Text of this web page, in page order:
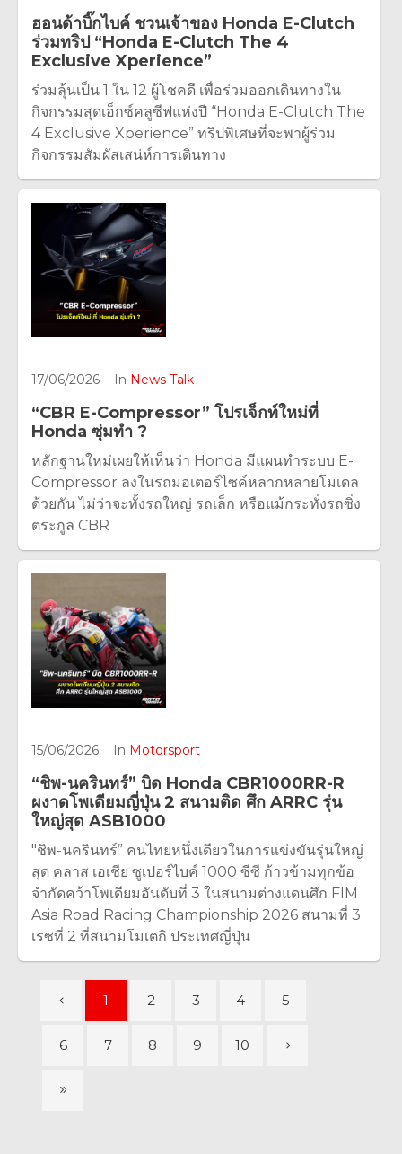
ฮอนด้าบิ๊กไบค์ ชวนเจ้าของ Honda E-Clutch
ร่วมทริป “Honda E-Clutch The 4
Exclusive Xperience”
ร่วมลุ้นเป็น 1 ใน 12 ผู้โชคดี เพื่อร่วมออกเดินทางใน
กิจกรรมสุดเอ็กซ์คลูซีฟแห่งปี “Honda E-Clutch The
4 Exclusive Xperience” ทริปพิเศษที่จะพาผู้ร่วม
กิจกรรมสัมผัสเสน่ห์การเดินทาง
17/06/2026 In News Talk
“CBR E-Compressor” โปรเจ็กท์ใหม่ที่
Honda ซุ่มทำ ?
หลักฐานใหม่เผยให้เห็นว่า Honda มีแผนทำระบบ E-
Compressor ลงในรถมอเตอร์ไซค์หลากหลายโมเดล
ด้วยกัน ไม่ว่าจะทั้งรถใหญ่ รถเล็ก หรือแม้กระทั่งรถซิ่ง
ตระกูล CBR
15/06/2026 In Motorsport
“ชิพ-นครินทร์” บิด Honda CBR1000RR-R
ผงาดโพเดียมญี่ปุ่น 2 สนามติด ศึก ARRC รุ่น
ใหญ่สุด ASB1000
"ชิพ-นครินทร์” คนไทยหนึ่งเดียวในการแข่งขันรุ่นใหญ่
สุด คลาส เอเชีย ซูเปอร์ไบค์ 1000 ซีซี ก้าวข้ามทุกข้อ
จำกัดคว้าโพเดียมอันดับที่ 3 ในสนามต่างแดนศึก FIM
Asia Road Racing Championship 2026 สนามที่ 3
เรซที่ 2 ที่สนามโมเตกิ ประเทศญี่ปุ่น
1 2 3 4 5
6 7 8 9 10